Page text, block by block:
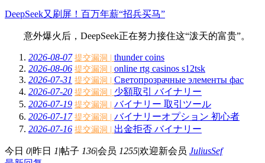
DeepSeek又刷屏！百万年薪“招兵买马”
意外爆火后，DeepSeek正在努力接住这“泼天的富贵”。
2026-08-07 提交漏洞 | thunder coins
2026-08-06 提交漏洞 | online rtg casinos s12tsk
2026-07-31 提交漏洞 | Светопрозрачные элементы фас
2026-07-20 提交漏洞 | 少額取引 バイナリー
2026-07-19 提交漏洞 | バイナリー 取引ツール
2026-07-17 提交漏洞 | バイナリーオプション 初心者
2026-07-16 提交漏洞 | 出金拒否 バイナリー
今日 0|昨日 1|帖子 136|会员 1255|欢迎新会员 JuliusSef